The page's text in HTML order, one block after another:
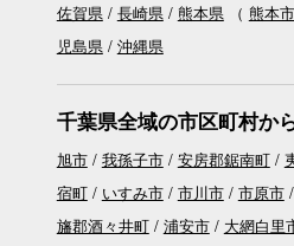
佐賀県
長崎県 熊本県（ 熊本市
児島県
沖縄県
千葉県全域の市区町村か
旭市 我孫子市 安房郡鋸南町
宿町
いすみ市 市川市 市原市
旛郡酒々井町
浦安市 大網白里